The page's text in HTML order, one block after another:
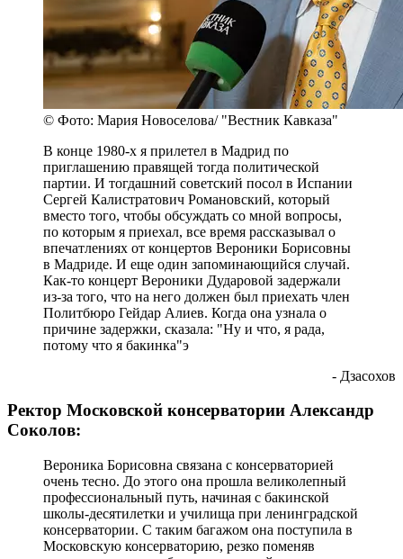
© Фото: Мария Новоселова/ "Вестник Кавказа"
В конце 1980-х я прилетел в Мадрид по
приглашению правящей тогда политической
партии. И тогдашний советский посол в Испании
Сергей Калистратович Романовский, который
вместо того, чтобы обсуждать со мной вопросы,
по которым я приехал, все время рассказывал о
впечатлениях от концертов Вероники Борисовны
в Мадриде. И еще один запоминающийся случай.
Как-то концерт Вероники Дударовой задержали
из-за того, что на него должен был приехать член
Политбюро Гейдар Алиев. Когда она узнала о
причине задержки, сказала: "Ну и что, я рада,
потому что я бакинка"э
- Дзасохов
Ректор Московской консерватории Александр
Соколов:
Вероника Борисовна связана с консерваторией
очень тесно. До этого она прошла великолепный
профессиональный путь, начиная с бакинской
школы-десятилетки и училища при ленинградской
консерватории. С таким багажом она поступила в
Московскую консерваторию, резко поменяв